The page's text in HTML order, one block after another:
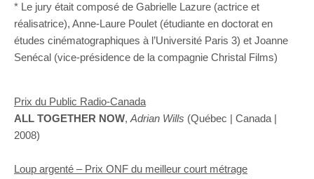
* Le jury était composé de Gabrielle Lazure (actrice et
réalisatrice), Anne-Laure Poulet (étudiante en doctorat en
études cinématographiques à l’Université Paris 3) et Joanne
Senécal (vice-présidence de la compagnie Christal Films)
Prix du Public Radio-Canada
ALL TOGETHER NOW, Adrian Wills (Québec | Canada |
2008)
Loup argenté – Prix ONF du meilleur court métrage